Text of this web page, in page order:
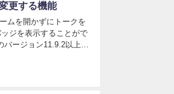
更する機能
ムを開かずにトークを
ジを表示することがで
ージョン11.9.2以上か